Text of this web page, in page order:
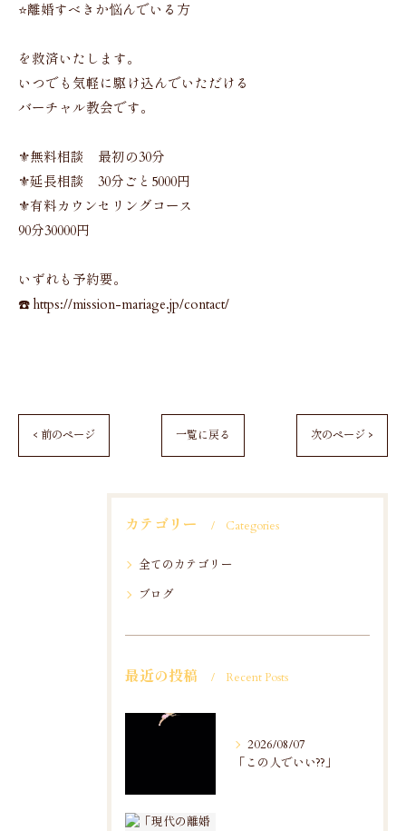
⭐️離婚すべきか悩んでいる方
を救済いたします。
いつでも気軽に駆け込んでいただける
バーチャル教会です。
⚜️無料相談 最初の30分
⚜️延長相談 30分ごと5000円
⚜️有料カウンセリングコース
90分30000円
いずれも予約要。
☎️ https://mission-mariage.jp/contact/
< 前のページ 一覧に戻る 次のページ >
カテゴリー Categories
全てのカテゴリー
ブログ
最近の投稿 Recent Posts
2026/08/07
「この人でいい??」